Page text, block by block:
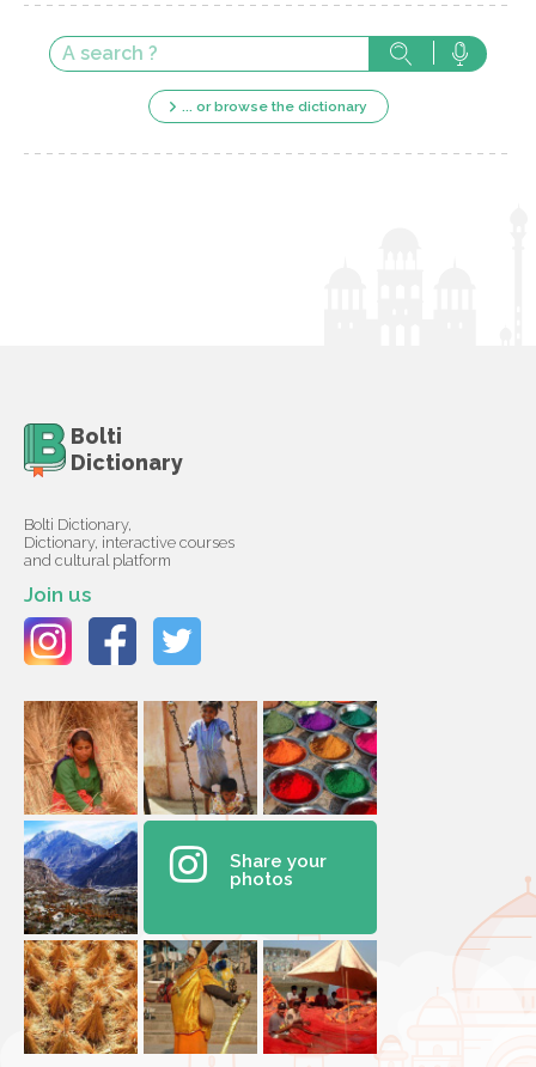
... or browse the dictionary
Bolti
Dictionary
Bolti Dictionary,
Dictionary, interactive courses
and cultural platform
Join us
Share your
photos